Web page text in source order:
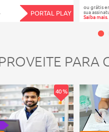
PORTAL PLAY
ou grátis
sua
Saiba mais.
PARA
40 %